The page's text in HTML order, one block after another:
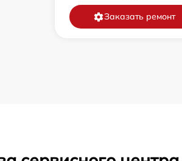
Заказать ремонт